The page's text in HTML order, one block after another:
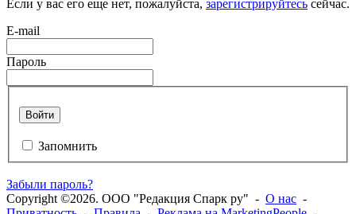
Если у вас его еще нет, пожалуйста, зарегистрируйтесь сейчас.
E-mail
Пароль
Войти
Запомнить
Забыли пароль?
Copyright ©2026. ООО "Редакция Спарк ру" - О нас -